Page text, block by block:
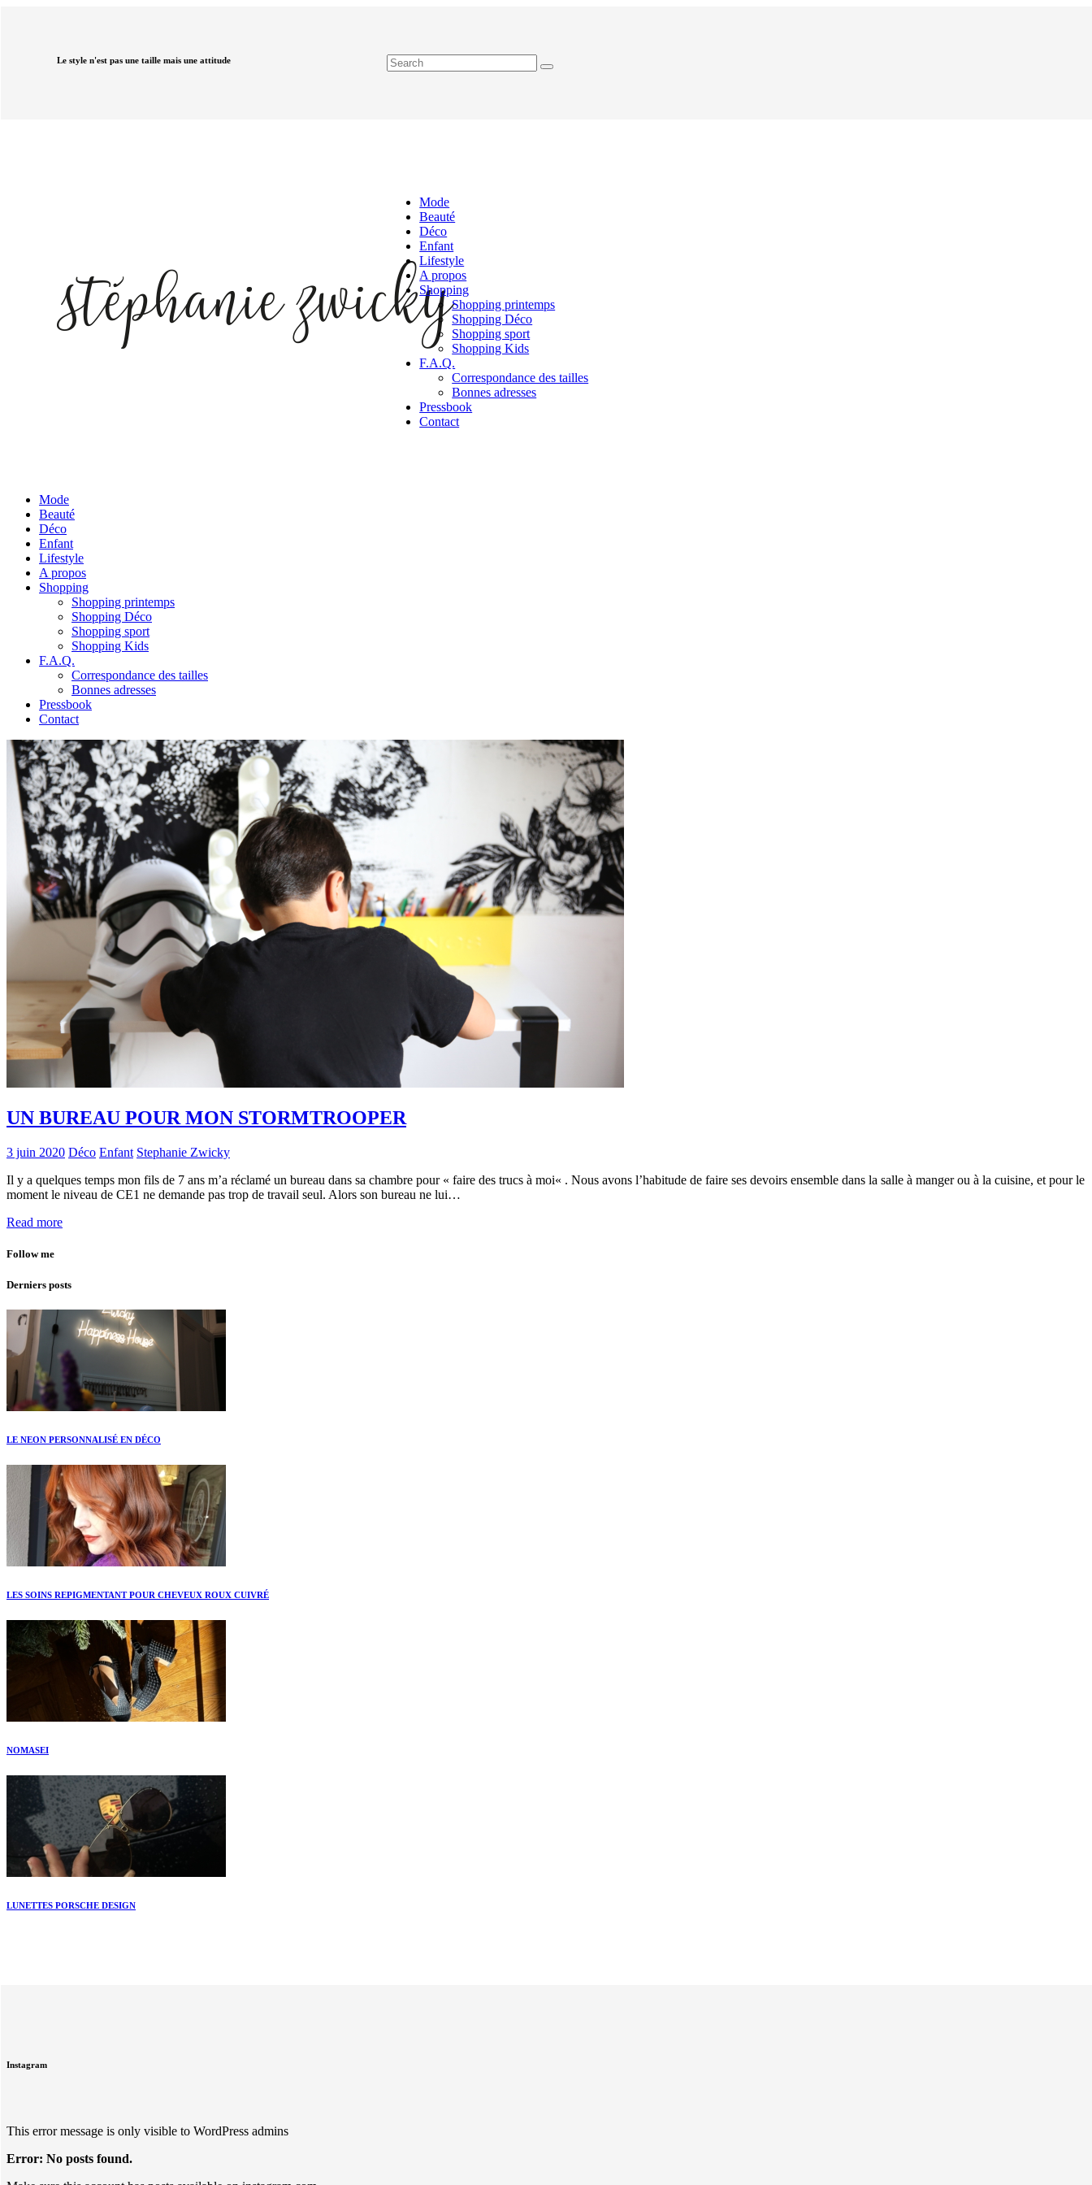
Le style n'est pas une taille mais une attitude
Mode
Beauté
Déco
Enfant
Lifestyle
A propos
Shopping
Shopping printemps
Shopping Déco
Shopping sport
Shopping Kids
F.A.Q.
Correspondance des tailles
Bonnes adresses
Pressbook
Contact
Mode
Beauté
Déco
Enfant
Lifestyle
A propos
Shopping
Shopping printemps
Shopping Déco
Shopping sport
Shopping Kids
F.A.Q.
Correspondance des tailles
Bonnes adresses
Pressbook
Contact
UN BUREAU POUR MON STORMTROOPER
3 juin 2020 Déco Enfant Stephanie Zwicky
Il y a quelques temps mon fils de 7 ans m’a réclamé un bureau dans sa chambre pour « faire des trucs à moi« . Nous avons l’habitude de faire ses devoirs ensemble dans la salle à manger ou à la cuisine, et pour le
moment le niveau de CE1 ne demande pas trop de travail seul. Alors son bureau ne lui…
Read more
Follow me
Derniers posts
LE NEON PERSONNALISÉ EN DÉCO
LES SOINS REPIGMENTANT POUR CHEVEUX ROUX CUIVRÉ
NOMASEI
LUNETTES PORSCHE DESIGN
Instagram
This error message is only visible to WordPress admins
Error: No posts found.